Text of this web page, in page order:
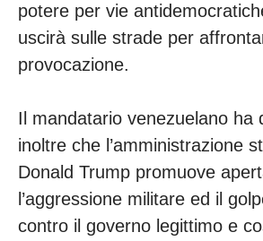
potere per vie
uscirà sulle strade per
provocazione.
Il mandatario venezuelano ha
inoltre che l’amministrazione
Donald Trump promuove
l’aggressione militare ed il
contro il governo legittimo e